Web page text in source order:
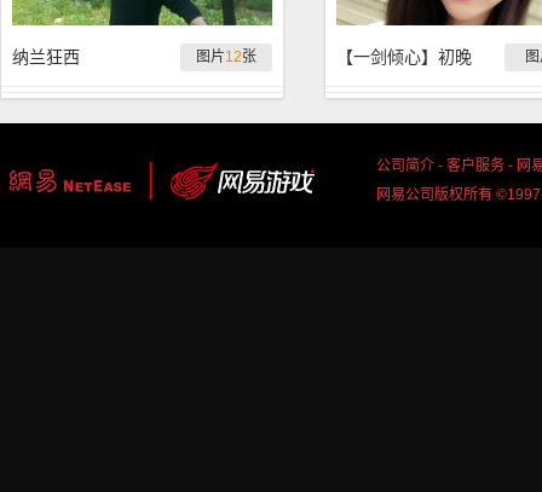
图片12张
纳兰狂西 【一剑倾心】初晚
公司简介 - 客户服务 - 网
网易公司版权所有